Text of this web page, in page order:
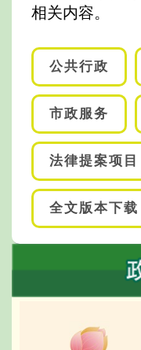
相关内容。
公共行政
市政服务
法律提案项目
全文版本下载